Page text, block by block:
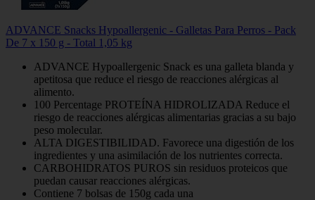
ADVANCE Snacks Hypoallergenic - Galletas Para Perros - Pack
De 7 x 150 g - Total 1,05 kg
ADVANCE Hypoallergenic Snack es una galleta blanda y
apetitosa que reduce el riesgo de reacciones alérgicas al
alimento.
100 Percentage PROTEÍNA HIDROLIZADA Reduce el
riesgo de reacciones alérgicas alimentarias gracias a su bajo
peso molecular.
ALTA DIGESTIBILIDAD. Favorece una digestión de los
ingredientes y una asimilación de los nutrientes correcta.
CARBOHIDRATOS PUROS sin residuos proteicos que
puedan causar reacciones alérgicas.
Contiene 7 bolsas de 150g cada una